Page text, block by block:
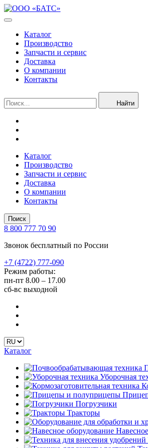
Каталог
Производство
Запчасти и сервис
Доставка
О компании
Контакты
Найти
Каталог
Производство
Запчасти и сервис
Доставка
О компании
Контакты
Поиск
8 800 777 70 90
Звонок бесплатный по России
+7 (4722) 777-090
Режим работы:
пн-пт 8.00 – 17.00
сб-вс выходной
Каталог
Уборочная
Погрузчики
Тракторы